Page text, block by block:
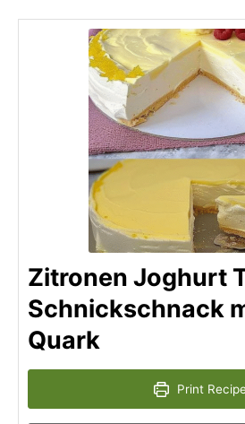
Zitronen Joghurt
Schnickschnack
Quark
Print Recipe